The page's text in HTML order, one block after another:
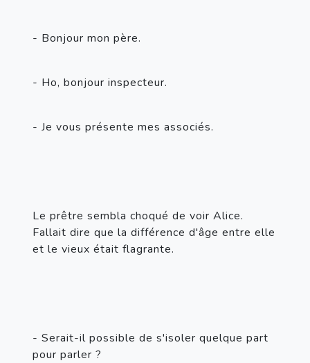
- Bonjour mon père.
- Ho, bonjour inspecteur.
- Je vous présente mes associés.
Le prêtre sembla choqué de voir Alice.
Fallait dire que la différence d'âge entre elle
et le vieux était flagrante.
- Serait-il possible de s'isoler quelque part
pour parler ?